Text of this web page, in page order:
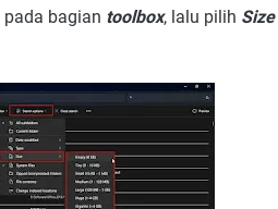
bagian toolbox, lalu pilih Size